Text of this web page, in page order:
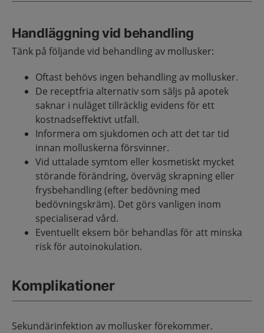
Handläggning vid behandling
Tänk på följande vid behandling av mollusker:
Oftast behövs ingen behandling av mollusker.
De receptfria alternativ som säljs på apotek
saknar i nuläget tillräcklig evidens för ett
kostnadseffektivt utfall.
Informera om sjukdomen och att det tar tid
innan molluskerna försvinner.
Vid uttalade symtom eller kosmetiskt mycket
störande förändring, överväg skrapning eller
frysbehandling (efter bedövning med
bedövningskräm). Det görs vanligen inom
specialiserad vård.
Eventuellt eksem bör behandlas för att minska
risk för autoinokulation.
Komplikationer
Sekundärinfektion av mollusker förekommer.